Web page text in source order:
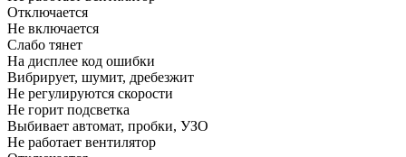
Отключается
Не включается
Слабо тянет
На дисплее код ошибки
Вибрирует, шумит, дребезжит
Не регулируются скорости
Не горит подсветка
Выбивает автомат, пробки, УЗО
Не работает вентилятор